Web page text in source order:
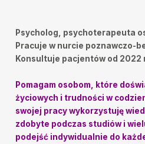
Psycholog, psychoterapeuta
Pracuje w nurcie poznawczo-
Konsultuje pacjentów od 2022
Pomagam osobom, które
życiowych i trudności w
swojej pracy wykorzystuję
zdobyte podczas studiów i
podejść indywidualnie do